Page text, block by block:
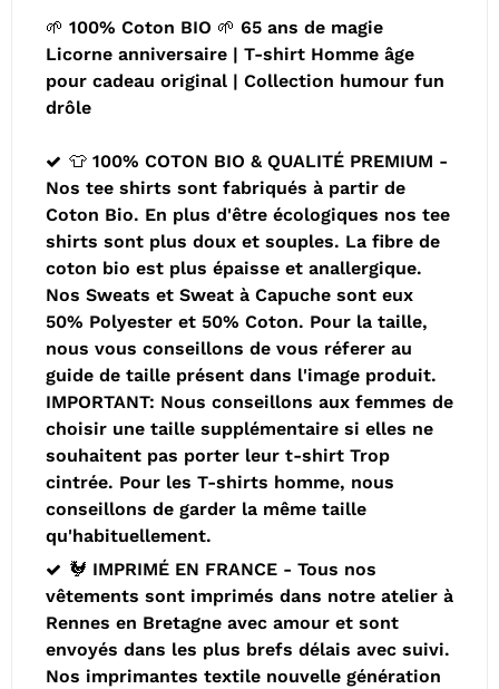
🌱 100% Coton BIO 🌱 65 ans de magie
Licorne anniversaire | T-shirt Homme âge
pour cadeau original | Collection humour fun
drôle
👕 100% COTON BIO & QUALITÉ PREMIUM -
Nos tee shirts sont fabriqués à partir de
Coton Bio. En plus d'être écologiques nos tee
shirts sont plus doux et souples. La fibre de
coton bio est plus épaisse et anallergique.
Nos Sweats et Sweat à Capuche sont eux
50% Polyester et 50% Coton. Pour la taille,
nous vous conseillons de vous réferer au
guide de taille présent dans l'image produit.
IMPORTANT: Nous conseillons aux femmes de
choisir une taille supplémentaire si elles ne
souhaitent pas porter leur t-shirt Trop
cintrée. Pour les T-shirts homme, nous
conseillons de garder la même taille
qu'habituellement.
🐓 IMPRIMÉ EN FRANCE - Tous nos
vêtements sont imprimés dans notre atelier à
Rennes en Bretagne avec amour et sont
envoyés dans les plus brefs délais avec suivi.
Nos imprimantes textile nouvelle génération